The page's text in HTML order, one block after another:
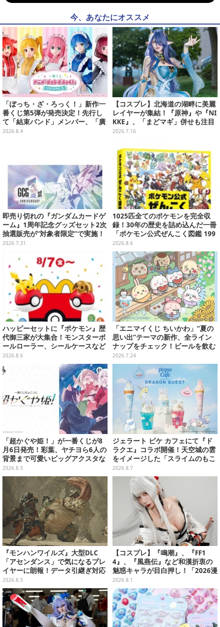
今、あなたにオススメ
「ぼっち・ざ・ろっく！」新作一
番くじ第5弾が発売決定！先行し
て「結束バンド」メンバー、「廣
井きくり」のメイド衣装フィギュ
2026.8.4
【コスプレ】北海道の湖畔に美麗
レイヤーが集結！『原神』や『NI
KKE』、「まどマギ」併せも注目
の美女たち11選【写真51枚】
2026.7.16
即売り切れの『ガンダムカードゲ
ーム』1周年記念グッズセット2次
抽選販売が“対象者限定”で実施！
プレバン全会員向け3次抽選も
2026.7.31
1025匹全てのポケモンを完全収
録！30年の歴史を詰め込んだ一冊
「ポケモン公式ぜんこく図鑑 199
6-2026」が大ボリューム
2026.8.6
ハッピーセットに『ポケモン』歴
代御三家が大集合！モンスターボ
ールローラー、シールケースなど
全12種
2026.8.6
「エニマイくじ ちいかわ」“夏の
思い出”テーマの新作、全ライン
ナップをチェック！ビールを飲む
「くりまんじゅう」ぬいぐるみな
ど
2026.7.24
「超かぐや姫！」が一番くじが8
月6日発売！彩葉、ヤチヨら6人の
背景まで可愛いビッグアクスタな
ど
2026.8.5
ジェラート ピケ カフェにて『ド
ラクエ』コラボ開催！天空城の雲
をイメージした「スライムのもこ
もこ天空クレープ」などを提供
2026.8.7
『モンハンワイルズ』大型DLC
「アセンダンス」で気になるプレ
イヤーに朗報！データ引継ぎ対応
の「序盤体験版」が本日8月5日配
信
2026.8.5
【コスプレ】『鳴潮』、『FF1
4』、『風燕伝』など和漢折衷の
魅惑キャラが目白押し！「2026漫
画博覧会」美麗レイヤー13選【写
真39枚】
2026.8.1